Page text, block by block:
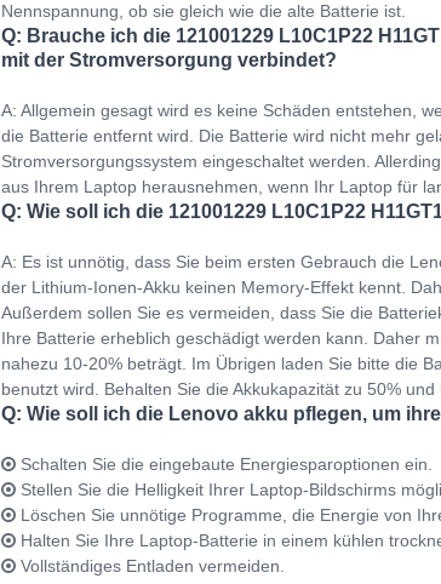
Nennspannung, ob sie gleich wie die alte Batterie ist.
Q: Brauche ich die 121001229 L10C1P22
mit der Stromversorgung verbindet?
A: Allgemein gesagt wird es keine Schäden entstehen,
die Batterie entfernt wird. Die Batterie wird nicht mehr
Stromversorgungssystem eingeschaltet werden.
aus Ihrem Laptop herausnehmen, wenn Ihr Laptop für
Q: Wie soll ich die 121001229 L10C1P22
A: Es ist unnötig, dass Sie beim ersten Gebrauch die
der Lithium-Ionen-Akku keinen Memory-Effekt kennt.
Außerdem sollen Sie es vermeiden, dass Sie die
Ihre Batterie erheblich geschädigt werden kann. Daher
nahezu 10-20% beträgt. Im Übrigen laden Sie bitte die
benutzt wird. Behalten Sie die Akkukapazität zu 50%
Q: Wie soll ich die Lenovo akku pflegen, um
Schalten Sie die eingebaute Energiesparoptionen ein.
Stellen Sie die Helligkeit Ihrer Laptop-Bildschirms
Löschen Sie unnötige Programme, die Energie von
Halten Sie Ihre Laptop-Batterie in einem kühlen
Vollständiges Entladen vermeiden.